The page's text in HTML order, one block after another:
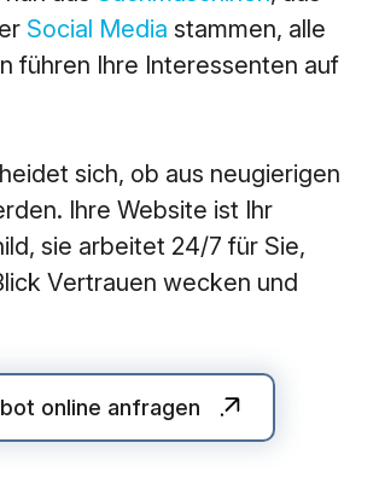
Marketing
Online Werbung (SEA/SMA)
Social Media Marketing (SMM)
E-Mail Marketing
Social Media stammen, alle
führen Ihre Interessenten auf
sich, ob aus neugierigen
Ihre Website ist Ihr
sie arbeitet 24/7 für Sie,
Vertrauen wecken und
online anfragen